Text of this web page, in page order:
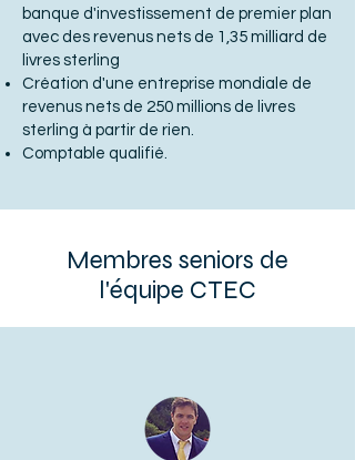
banque d'investissement de premier plan
avec des revenus nets de 1,35 milliard de
livres sterling
Création d'une entreprise mondiale de
revenus nets de 250 millions de livres
sterling à partir de rien.
Comptable qualifié.
Membres seniors de
l'équipe CTEC